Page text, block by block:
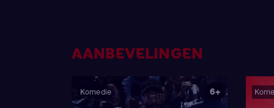
AANBEVELINGEN
Komedie 6+